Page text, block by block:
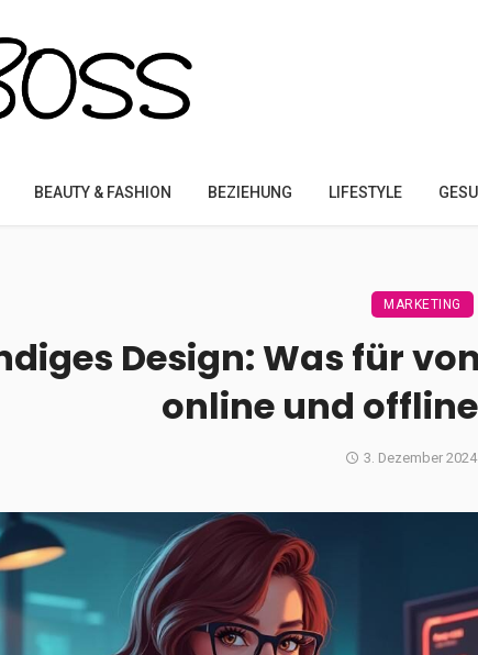
BEAUTY & FASHION BEZIEHUNG LIFESTYLE
MARKETING
Design: Was für
online und
3. Dezember 2024